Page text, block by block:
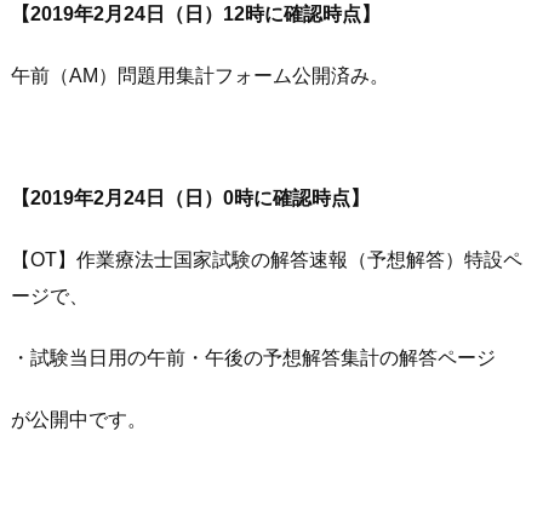
【2019年2月24日（日）12時に確認時点】
午前（AM）問題用集計フォーム公開済み。
【2019年2月24日（日）0時に確認時点】
【OT】作業療法士国家試験の解答速報（予想解答）特設ペ
ージで、
・試験当日用の午前・午後の予想解答集計の解答ページ
が公開中です。